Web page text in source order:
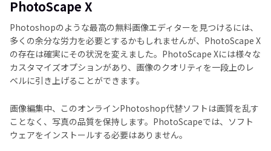
PhotoScape X
Photoshopのような最高の無料画像エディターを見つけるには、
多くの余分な労力を必要とするかもしれませんが、PhotoScape X
の存在は確実にその状況を変えました。PhotoScape Xには様々な
カスタマイズオプションがあり、画像のクオリティを一段上のレ
ベルに引き上げることができます。
画像編集中、このオンラインPhotoshop代替ソフトは画質を乱す
ことなく、写真の品質を保持します。PhotoScapeでは、ソフト
ウェアをインストールする必要はありません。